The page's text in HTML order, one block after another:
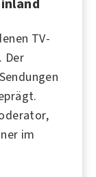
TV-
Der
im